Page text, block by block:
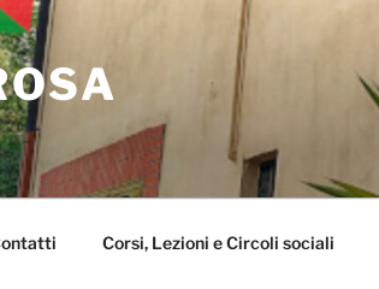
Corsi, Lezioni e Circoli sociali